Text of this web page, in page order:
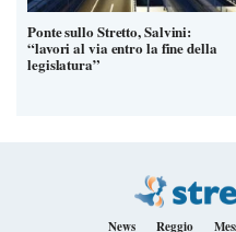
Ponte sullo Stretto, Salvini:
“lavori al via entro la fine della
legislatura”
News Reggio